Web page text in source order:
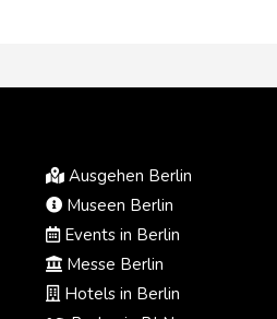
Ausgehen Berlin
Museen Berlin
Events in Berlin
Messe Berlin
Hotels in Berlin